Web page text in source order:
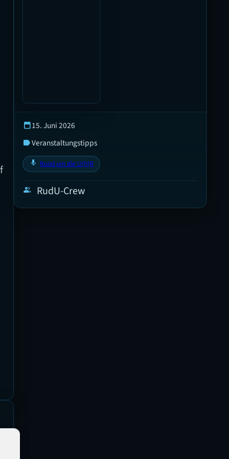
calendar_today15. Juni 2026
labelVeranstaltungstipps
mic Rund um die U(h)R
group RudU-Crew